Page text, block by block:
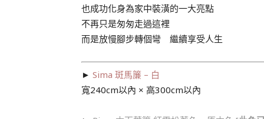
也成功化身為家中裝潢的一大亮點
不再只是匆匆走過這裡
而是放慢腳步轉個彎 繼續享受人生
► Sima 斑馬簾 – 白
寬240cm以內 × 高300cm以內